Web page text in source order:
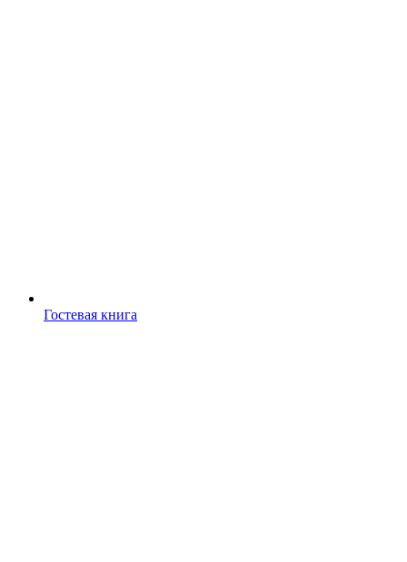
Гостевая книга